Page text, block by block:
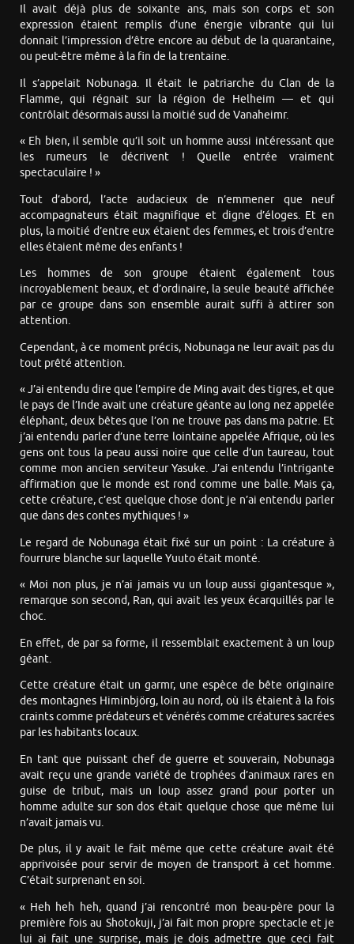
Il avait déjà plus de soixante ans, mais son corps et son
expression étaient remplis d’une énergie vibrante qui lui
donnait l’impression d’être encore au début de la quarantaine,
ou peut-être même à la fin de la trentaine.
Il s’appelait Nobunaga. Il était le patriarche du Clan de la
Flamme, qui régnait sur la région de Helheim — et qui
contrôlait désormais aussi la moitié sud de Vanaheimr.
« Eh bien, il semble qu’il soit un homme aussi intéressant que
les rumeurs le décrivent ! Quelle entrée vraiment
spectaculaire ! »
Tout d’abord, l’acte audacieux de n’emmener que neuf
accompagnateurs était magnifique et digne d’éloges. Et en
plus, la moitié d’entre eux étaient des femmes, et trois d’entre
elles étaient même des enfants !
Les hommes de son groupe étaient également tous
incroyablement beaux, et d’ordinaire, la seule beauté affichée
par ce groupe dans son ensemble aurait suffi à attirer son
attention.
Cependant, à ce moment précis, Nobunaga ne leur avait pas du
tout prêté attention.
« J’ai entendu dire que l’empire de Ming avait des tigres, et que
le pays de l’Inde avait une créature géante au long nez appelée
éléphant, deux bêtes que l’on ne trouve pas dans ma patrie. Et
j’ai entendu parler d’une terre lointaine appelée Afrique, où les
gens ont tous la peau aussi noire que celle d’un taureau, tout
comme mon ancien serviteur Yasuke. J’ai entendu l’intrigante
affirmation que le monde est rond comme une balle. Mais ça,
cette créature, c’est quelque chose dont je n’ai entendu parler
que dans des contes mythiques ! »
Le regard de Nobunaga était fixé sur un point : La créature à
fourrure blanche sur laquelle Yuuto était monté.
« Moi non plus, je n’ai jamais vu un loup aussi gigantesque »,
remarque son second, Ran, qui avait les yeux écarquillés par le
choc.
En effet, de par sa forme, il ressemblait exactement à un loup
géant.
Cette créature était un garmr, une espèce de bête originaire
des montagnes Himinbjörg, loin au nord, où ils étaient à la fois
craints comme prédateurs et vénérés comme créatures sacrées
par les habitants locaux.
En tant que puissant chef de guerre et souverain, Nobunaga
avait reçu une grande variété de trophées d’animaux rares en
guise de tribut, mais un loup assez grand pour porter un
homme adulte sur son dos était quelque chose que même lui
n’avait jamais vu.
De plus, il y avait le fait même que cette créature avait été
apprivoisée pour servir de moyen de transport à cet homme.
C’était surprenant en soi.
« Heh heh heh, quand j’ai rencontré mon beau-père pour la
première fois au Shotokuji, j’ai fait mon propre spectacle et je
lui ai fait une surprise, mais je dois admettre que ceci fait